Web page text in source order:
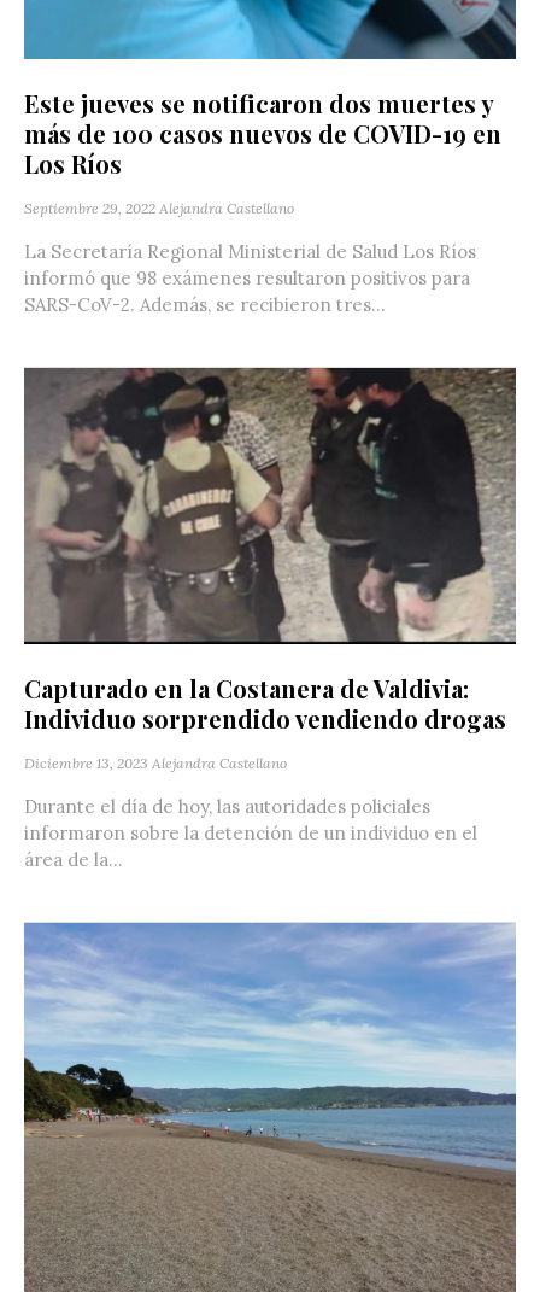
Este jueves se notificaron dos muertes y
más de 100 casos nuevos de COVID-19 en
Los Ríos
Septiembre 29, 2022 Alejandra Castellano
La Secretaría Regional Ministerial de Salud Los Ríos
informó que 98 exámenes resultaron positivos para
SARS-CoV-2. Además, se recibieron tres...
Capturado en la Costanera de Valdivia:
Individuo sorprendido vendiendo drogas
Diciembre 13, 2023 Alejandra Castellano
Durante el día de hoy, las autoridades policiales
informaron sobre la detención de un individuo en el
área de la...